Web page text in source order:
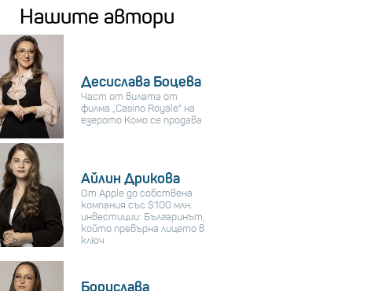
Нашите автори
Десислава Боцева
Част от вилата от
филма „Casino Royale“ на
езерото Комо се продава
Айлин Дрикова
От Apple до собствена
компания със $100 млн.
инвестиции: Българинът,
който превърна лицето в
ключ
Борислава